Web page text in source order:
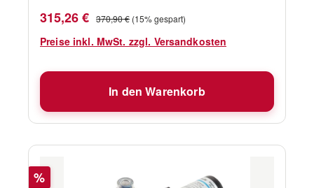
Verkaufspreis:
315,26 € Regulärer Preis:
370,90 € (15% gespart)
Preise inkl. MwSt. zzgl. Versandkosten
In den Warenkorb
Rabatt
%